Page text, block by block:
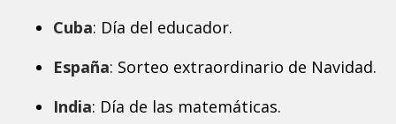
Cuba: Día del educador.
España: Sorteo extraordinario de Navidad.
India: Día de las matemáticas.